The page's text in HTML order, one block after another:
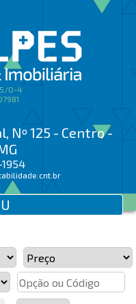
O-4
Nº 125 - Centro -